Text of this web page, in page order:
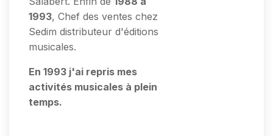
1993, Chef des ventes chez
Sedim distributeur d'éditions
musicales.
En 1993 j'ai repris mes
activités musicales à plein
temps.